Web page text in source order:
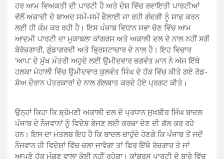
ਹਰ ਆਮ ਵਿਅਕਤੀ ਦੀ ਪਾਰਟੀ ਹੈ ਅਤੇ ਦੇਸ਼ ਵਿੱਚ ਰਵਾਇਤੀ ਪਾਰਟੀਆਂ
ਵੱਲੋਂ ਅਜ਼ਾਦੀ ਦੇ ਬਾਅਦ ਸਮੇਂ-ਸਮੇਂ ਫੈਲਾਈ ਜਾ ਰਹੀ ਗੰਦਗੀ ਨੂੰ ਸਾਫ਼ ਕਰਨ
ਲਈ ਹੀ ਕੰਮ ਕਰ ਰਹੀ ਹੈ। ਇਸ ਪੰਜਾਬ ਵਿਧਾਨ ਸਭਾ ਚੋਣ ਵਿੱਚ ਆਮ
ਆਦਮੀ ਪਾਰਟੀ ਦਾ ਮੁਕਾਬਲਾ ਕਾਂਗਰਸ ਅਤੇ ਅਕਾਲੀ ਦਲ ਦੇ ਨਾਲ ਨਹੀਂ ਸਗੋਂ
ਬੇਰੋਜ਼ਗਾਰੀ, ਗੁੰਡਾਗਰਦੀ ਅਤੇ ਭ੍ਰਿਸ਼ਟਾਚਾਰ ਦੇ ਨਾਲ ਹੈ। ਇਹ ਵਿਚਾਰ
‘ਆਪ’ ਦੇ ਮੁੱਖ ਮੰਤਰੀ ਅਹੁਦੇ ਲਈ ਉਮੀਦਵਾਰ ਭਗਵੰਤ ਮਾਨ ਨੇ ਅੱਜ ਇੱਥੇ
ਹਲਕਾ ਮੋਹਾਲੀ ਵਿੱਚ ਉਮੀਦਵਾਰ ਕੁਲਵੰਤ ਸਿੰਘ ਦੇ ਹੱਕ ਵਿੱਚ ਕੀਤੇ ਗਏ ਰੋਡ-
ਸ਼ੋਅ ਦੌਰਾਨ ਪੱਤਰਕਾਰਾਂ ਦੇ ਨਾਲ ਗੱਲਬਾਤ ਕਰਦੇ ਹੋਏ ਪ੍ਰਗਟ ਕੀਤੇ।
ਉਨ੍ਹਾਂ ਕਿਹਾ ਕਿ ਸ਼੍ਰੋਮਣੀ ਅਕਾਲੀ ਦਲ ਦੇ ਪ੍ਰਧਾਨ ਸੁਖਬੀਰ ਸਿੰਘ ਬਾਦਲ
ਪੰਜਾਬ ਦੇ ਨੌਜਵਾਨਾਂ ਨੂੰ ਵਿਦੇਸ਼ ਭੇਜਣ ਲਈ ਕਰਜ਼ਾ ਦੇਣ ਦੀ ਗੱਲ ਕਰ ਰਹੇ
ਹਨ। ਇਸ ਦਾ ਮਤਲਬ ਇਹ ਹੈ ਕਿ ਬਾਦਲ ਚਾਹੁੰਦੇ ਹੋਣਗੇ ਕਿ ਪੰਜਾਬ ਤੋਂ ਜਦੋਂ
ਨੌਜਵਾਨ ਹੀ ਵਿਦੇਸ਼ਾਂ ਵਿੱਚ ਚਲਾ ਜਾਵੇਗਾ ਤਾਂ ਫਿਰ ਇੱਥੇ ਰੋਜ਼ਗਾਰ ਤੇ ਜਾਂ
ਆਪਣੇ ਹੱਕ ਮੰਗਣ ਵਾਲਾ ਕੋਈ ਨਹੀਂ ਰਹੇਗਾ। ਕਾਂਗਰਸ ਪਾਰਟੀ ਦੇ ਬਾਰੇ ਵਿੱਚ